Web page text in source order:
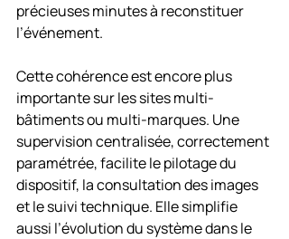
précieuses minutes à reconstituer
l’événement.
Cette cohérence est encore plus
importante sur les sites multi-
bâtiments ou multi-marques. Une
supervision centralisée, correctement
paramétrée, facilite le pilotage du
dispositif, la consultation des images
et le suivi technique. Elle simplifie
aussi l’évolution du système dans le